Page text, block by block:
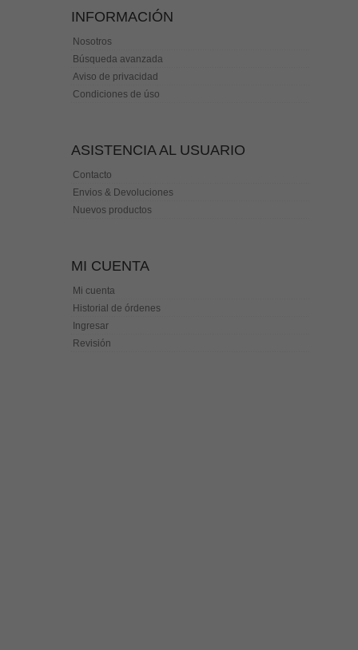
INFORMACIÓN
Nosotros
Búsqueda avanzada
Aviso de privacidad
Condiciones de úso
ASISTENCIA AL USUARIO
Contacto
Envios & Devoluciones
Nuevos productos
MI CUENTA
Mi cuenta
Historial de órdenes
Ingresar
Revisión